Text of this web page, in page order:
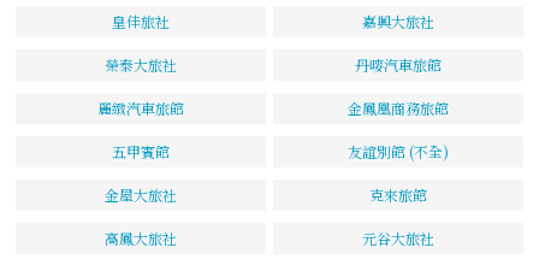
皇佳旅社 嘉興大旅社
榮泰大旅社 丹嘜汽車旅館
麗緻汽車旅館 金鳳凰商務旅館
五甲賓館 友誼別館 (不全)
金屋大旅社 克來旅館
高鳳大旅社 元谷大旅社